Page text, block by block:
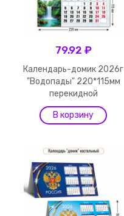
79.92 ₽
Календарь-домик 2026г
"Водопады" 220*115мм
перекидной